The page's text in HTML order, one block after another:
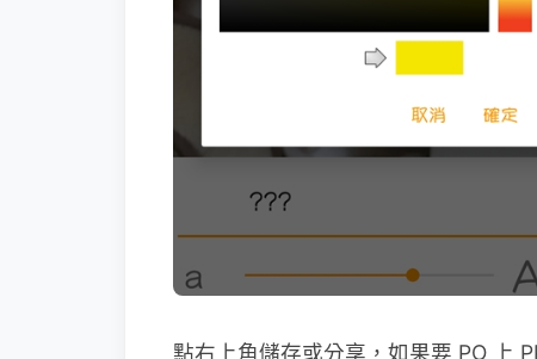
點右上角儲存或分享，如果要 PO 上